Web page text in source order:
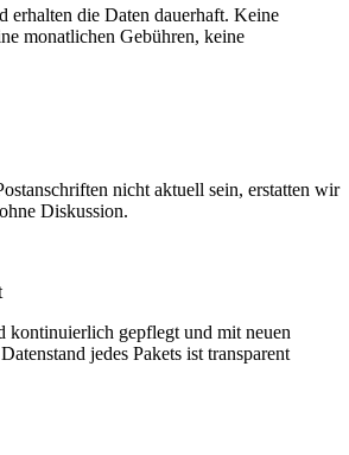
erhalten die Daten dauerhaft. Keine
monatlichen Gebühren, keine
nicht aktuell sein, erstatten wir
Diskussion.
kontinuierlich gepflegt und mit neuen
jedes Pakets ist transparent